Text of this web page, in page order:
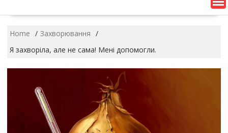
Home
Захворювання
Я захворіла, але не сама! Мені допомогли.